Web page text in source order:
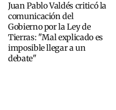
Juan Pablo Valdés criticó la
comunicación del
Gobierno por la Ley de
Tierras: "Mal explicado es
imposible llegar a un
debate"